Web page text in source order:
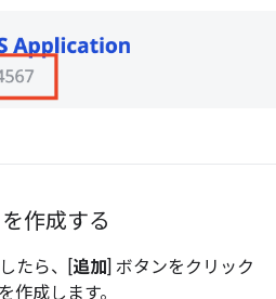
作成する
たら、[追加] ボタンをクリック
作成します。